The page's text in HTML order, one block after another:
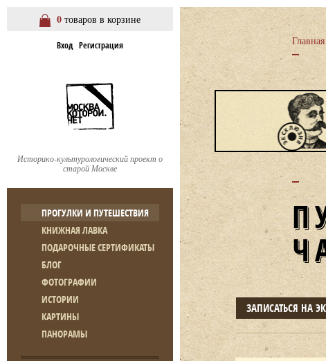
0 товаров в корзине
Вход Регистрация
Историко-культурологический проект о
старой Москве
ПРОГУЛКИ И ПУТЕШЕСТВИЯ
КНИЖНАЯ ЛАВКА
ПОДАРОЧНЫЕ СЕРТИФИКАТЫ
БЛОГ
ФОТОГРАФИИ
ИСТОРИИ
КАРТИНЫ
ПАНОРАМЫ
Главная
ЗАПИСАТЬСЯ НА